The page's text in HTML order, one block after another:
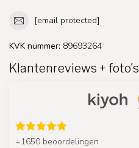
[email protected]
KVK nummer: 89693264
Klantenreviews + foto's
+1650 beoordelingen